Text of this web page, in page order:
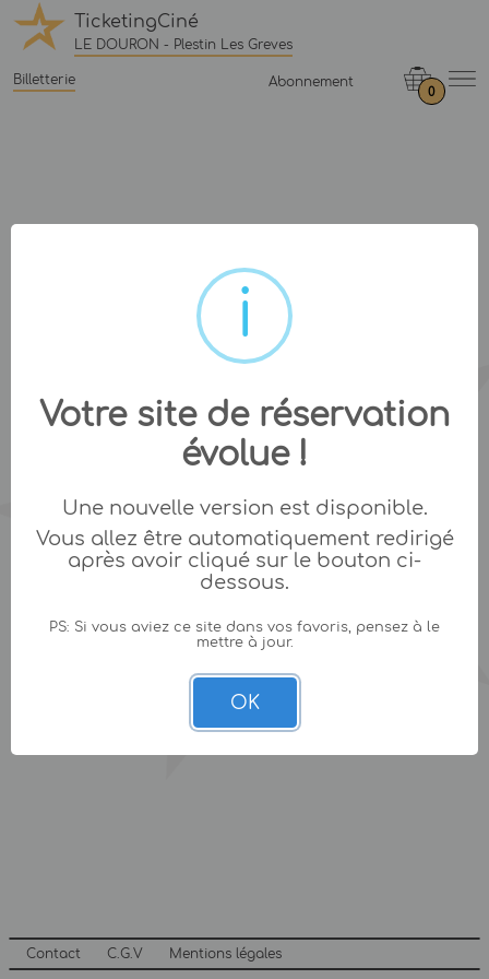
TicketingCiné
LE DOURON - Plestin Les Greves
Billetterie Abonnement
0
Contact C.G.V Mentions légales
Votre site de réservation
évolue !
Une nouvelle version est disponible.
Vous allez être automatiquement redirigé
après avoir cliqué sur le bouton ci-
dessous.
PS: Si vous aviez ce site dans vos favoris, pensez à le
mettre à jour.
OK